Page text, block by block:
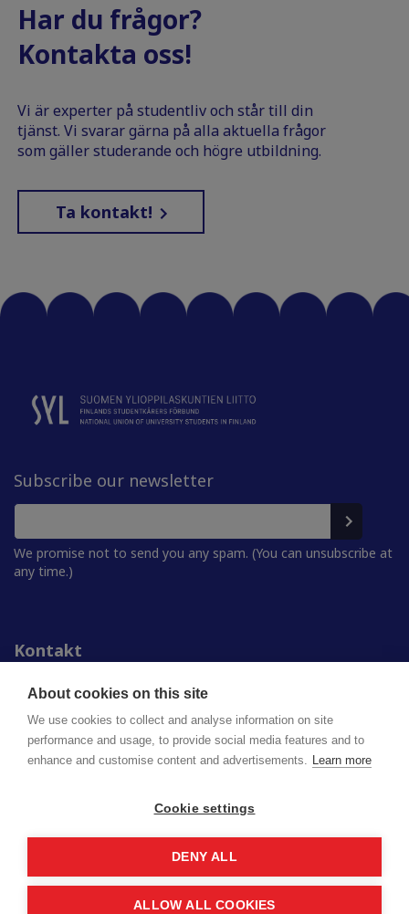
About cookies on this site
We use cookies to collect and analyse information on site
performance and usage, to provide social media features and to
enhance and customise content and advertisements. Learn more
Cookie settings
DENY ALL
ALLOW ALL COOKIES
Har du frågor?
Kontakta oss!
Vi är experter på studentliv och står till din
tjänst. Vi svarar gärna på alla aktuella frågor
som gäller studerande och högre utbildning.
Ta kontakt!
Subscribe our newsletter
We promise not to send you any spam. (You can unsubscribe at
any time.)
Kontakt
För media
Studentkårerna
Finlands studentkårers förbund (FSF) rf
Privacy policy
Saavutettavuusseloste